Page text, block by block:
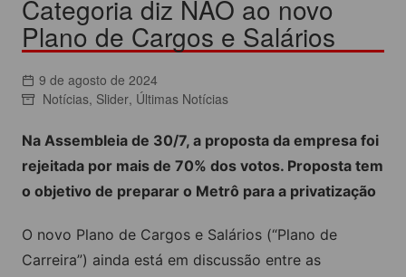
Categoria diz NÃO ao novo
Plano de Cargos e Salários
9 de agosto de 2024
Notícias, Slider, Últimas Notícias
Na Assembleia de 30/7, a proposta da empresa foi
rejeitada por mais de 70% dos votos. Proposta tem
o objetivo de preparar o Metrô para a privatização
O novo Plano de Cargos e Salários (“Plano de
Carreira”) ainda está em discussão entre as